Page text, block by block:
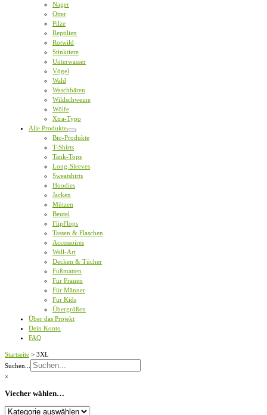
Nager
Otter
Pilze
Reptilien
Rotwild
Stinktiere
Unterwasser
Vögel
Wald
Waschbären
Wildschweine
Wölfe
Xtra-Typo
Alle Produkte
Bio-Produkte
T-Shirts
Tank-Tops
Long-Sleeves
Sweatshirts
Hoodies
Jacken
Mützen
Beutel
FlipFlops
Tassen & Flaschen
Accessoires
Wall-Art
Decken & Tücher
Fußmatten
Für Frauen
Für Männer
Für Kids
Übergrößen
Über das Projekt
Dein Konto
FAQ
Startseite > 3XL
Suchen...
×
Viecher wählen…
Viecher